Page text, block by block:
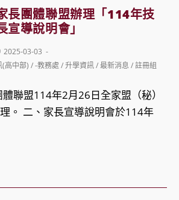
長團體聯盟辦理「114年技
導說明會」
2025-03-03
高中部) /-教務處 /升學資訊/最新消息 /註冊組
聯盟114年2月26日全家盟（秘）
。 二、家長宣導說明會於114年